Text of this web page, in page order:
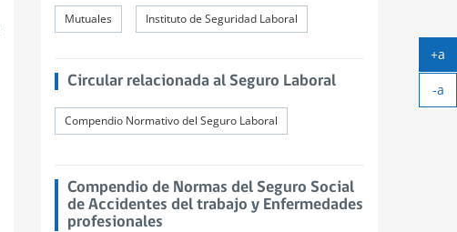
Mutuales Instituto de Seguridad Laboral
Circular relacionada al Seguro Laboral
Compendio Normativo del Seguro Laboral
Compendio de Normas del Seguro Social
de Accidentes del trabajo y Enfermedades
profesionales
+a
-a